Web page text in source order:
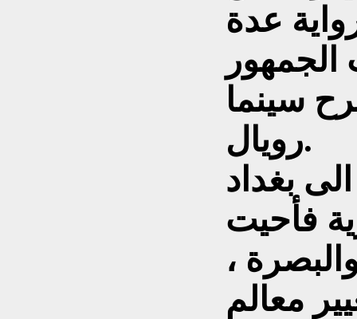
عدة
سينما
رويال.
الى بغداد
فأحيت
،
معالم